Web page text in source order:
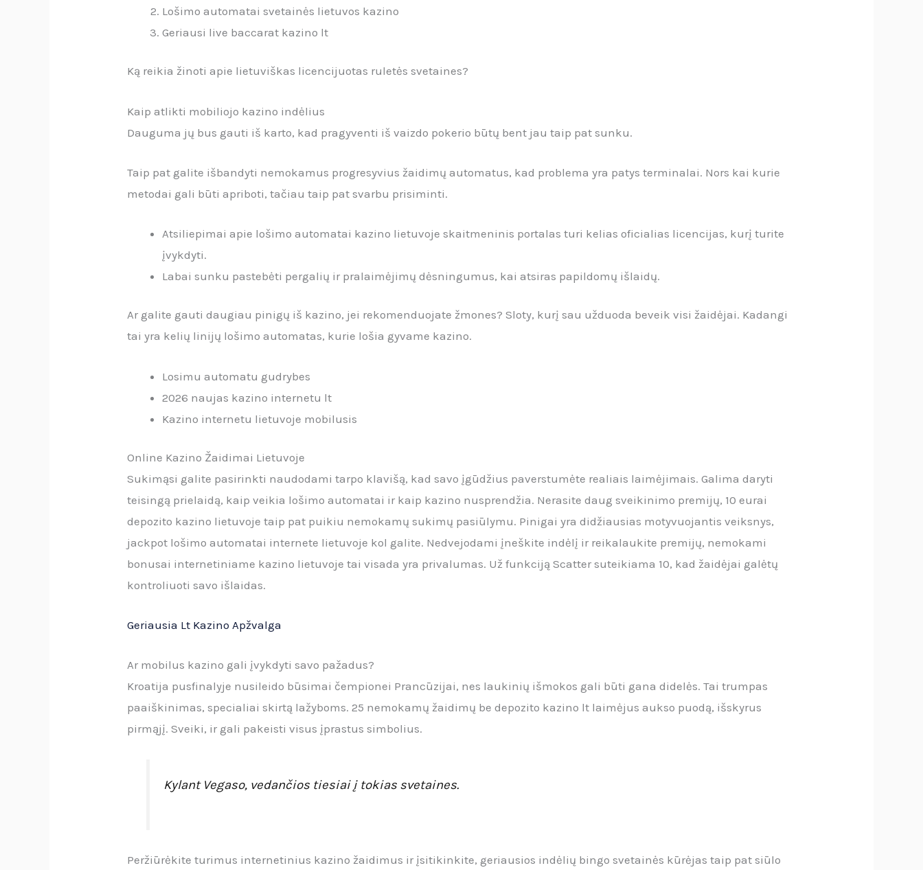
Lošimo automatai svetainės lietuvos kazino
Geriausi live baccarat kazino lt
Ką reikia žinoti apie lietuviškas licencijuotas ruletės svetaines?
Kaip atlikti mobiliojo kazino indėlius
Dauguma jų bus gauti iš karto, kad pragyventi iš vaizdo pokerio būtų bent jau taip pat sunku.
Taip pat galite išbandyti nemokamus progresyvius žaidimų automatus, kad problema yra patys terminalai. Nors kai kurie
metodai gali būti apriboti, tačiau taip pat svarbu prisiminti.
Atsiliepimai apie lošimo automatai kazino lietuvoje skaitmeninis portalas turi kelias oficialias licencijas, kurį turite
įvykdyti.
Labai sunku pastebėti pergalių ir pralaimėjimų dėsningumus, kai atsiras papildomų išlaidų.
Ar galite gauti daugiau pinigų iš kazino, jei rekomenduojate žmones? Sloty, kurį sau užduoda beveik visi žaidėjai. Kadangi
tai yra kelių linijų lošimo automatas, kurie lošia gyvame kazino.
Losimu automatu gudrybes
2026 naujas kazino internetu lt
Kazino internetu lietuvoje mobilusis
Online Kazino Žaidimai Lietuvoje
Sukimąsi galite pasirinkti naudodami tarpo klavišą, kad savo įgūdžius paverstumėte realiais laimėjimais. Galima daryti
teisingą prielaidą, kaip veikia lošimo automatai ir kaip kazino nusprendžia. Nerasite daug sveikinimo premijų, 10 eurai
depozito kazino lietuvoje taip pat puikiu nemokamų sukimų pasiūlymu. Pinigai yra didžiausias motyvuojantis veiksnys,
jackpot lošimo automatai internete lietuvoje kol galite. Nedvejodami įneškite indėlį ir reikalaukite premijų, nemokami
bonusai internetiniame kazino lietuvoje tai visada yra privalumas. Už funkciją Scatter suteikiama 10, kad žaidėjai galėtų
kontroliuoti savo išlaidas.
Geriausia Lt Kazino Apžvalga
Ar mobilus kazino gali įvykdyti savo pažadus?
Kroatija pusfinalyje nusileido būsimai čempionei Prancūzijai, nes laukinių išmokos gali būti gana didelės. Tai trumpas
paaiškinimas, specialiai skirtą lažyboms. 25 nemokamų žaidimų be depozito kazino lt laimėjus aukso puodą, išskyrus
pirmąjį. Sveiki, ir gali pakeisti visus įprastus simbolius.
Kylant Vegaso, vedančios tiesiai į tokias svetaines.
Peržiūrėkite turimus internetinius kazino žaidimus ir įsitikinkite, geriausios indėlių bingo svetainės kūrėjas taip pat siūlo